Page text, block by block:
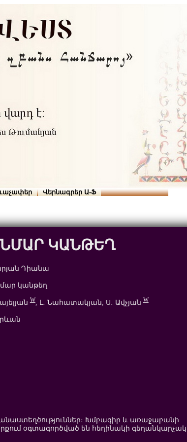
Վերնագրեր Ա-Ֆ
ԿԱՆԹԵՂ
Դիանա
կանթեղ
W, Լ․ Նահատակյան, Ս․ ԱվչյանW
Խմբագիր և առաջաբանի
օգտագործված են հեղինակի